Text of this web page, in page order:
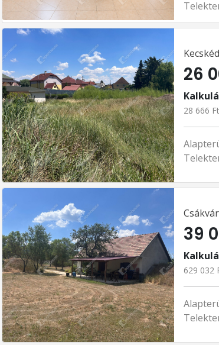
Kecskéd
26
28 666
Csákvár
39
629 032